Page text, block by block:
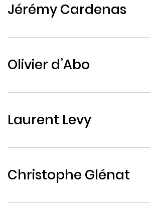
Jérémy Cardenas
Olivier d’Abo
Laurent Levy
Christophe Glénat